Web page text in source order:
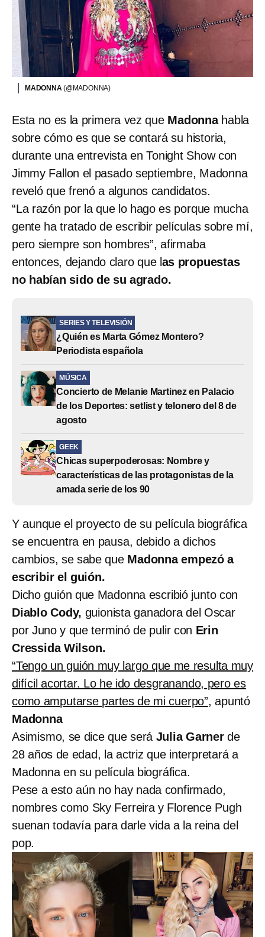
MADONNA(@MADONNA)
Esta no es la primera vez queMadonnahabla
sobre cómo es que se contará su historia,
durante una entrevista en Tonight Show con
Jimmy Fallon el pasado septiembre, Madonna
reveló que frenó a algunos candidatos.
“La razón por la que lo hago es porque mucha
gente ha tratado de escribir películas sobre mí,
pero siempre son hombres”, afirmaba
entonces, dejando claro que l as propuestas
no habían sido de su agrado.
SERIES Y TELEVISIÓN
¿Quién es Marta Gómez Montero?
Periodista española
MÚSICA
Concierto de Melanie Martinez en Palacio
de los Deportes: setlist y telonero del 8 de
agosto
GEEK
Chicas superpoderosas: Nombre y
características de las protagonistas de la
amada serie de los 90
Y aunque el proyecto de su película biográfica
se encuentra en pausa, debido a dichos
cambios, se sabe que Madonna empezó a
escribir el guión.
Dicho guión que Madonna escribió junto con
Diablo Cody, guionista ganadora del Oscar
por Juno y que terminó de pulir con Erin
Cressida Wilson.
“Tengo un guión muy largo que me resulta muy
difícil acortar. Lo he ido desgranando, pero es
como amputarse partes de mi cuerpo”, apuntó
Madonna
Asimismo, se dice que será Julia Garnerde
28 años de edad, la actriz que interpretará a
Madonna en su película biográfica.
Pese a esto aún no hay nada confirmado,
nombres como Sky Ferreira y Florence Pugh
suenan todavía para darle vida a la reina del
pop.